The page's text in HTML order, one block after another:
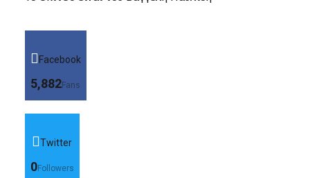
Facebook
5,882Fans
Twitter
0Followers